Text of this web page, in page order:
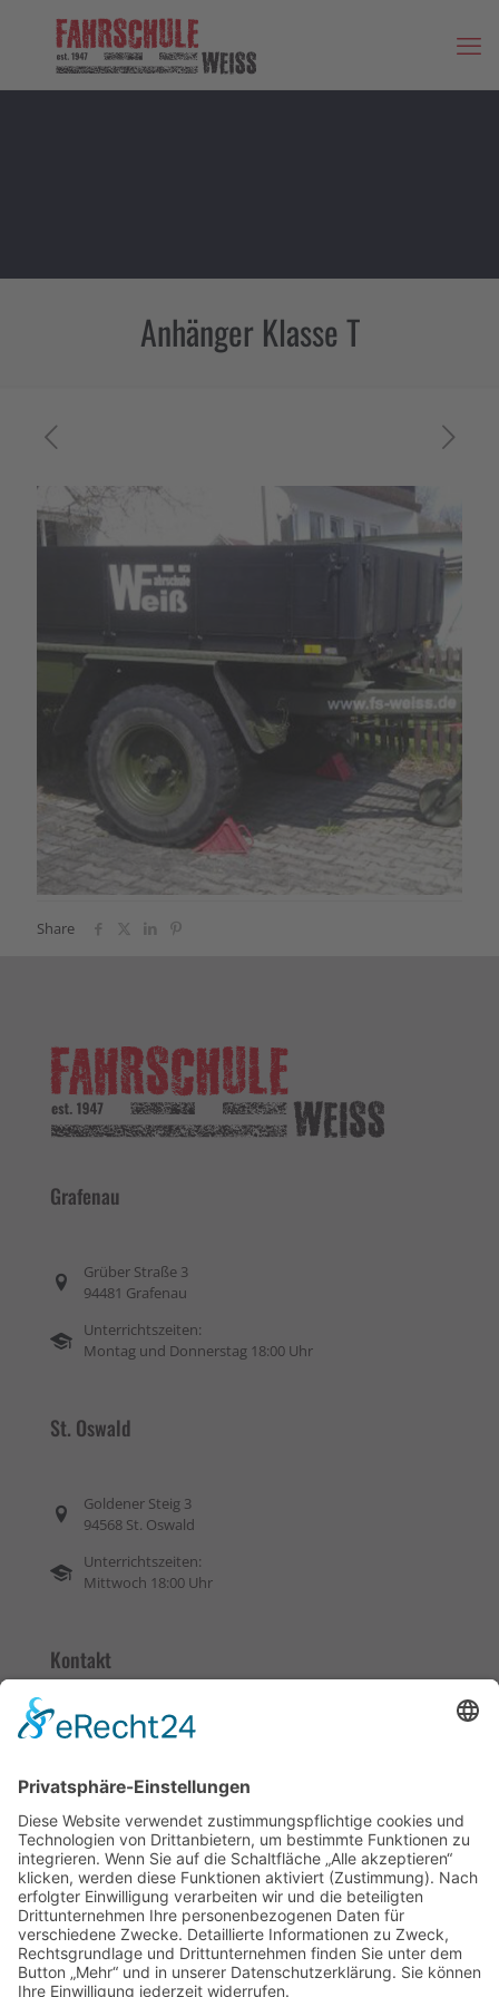
Anhänger Klasse T
Share
Grafenau
Grüber Straße 3
94481 Grafenau
Unterrichtszeiten:
Montag und Donnerstag 18:00 Uhr
St. Oswald
Goldener Steig 3
94568 St. Oswald
Unterrichtszeiten:
Mittwoch 18:00 Uhr
Kontakt
08552 / 1676
kontakt@fs-weiss.de